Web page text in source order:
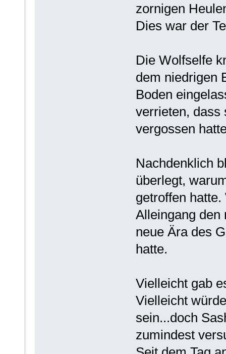
zornigen
Dies war der
Die Wolfselfe
dem niedrigen
Boden
verrieten, dass
vergossen
Nachdenklich
überlegt,
getroffen
Alleingang den
neue Ära des
hatte.
Vielleicht gab
Vielleicht
sein...doch
zumindest